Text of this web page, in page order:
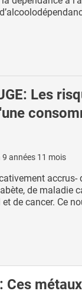
Les
9 années 11 mois
accrus-
de maladie
de cancer. Ce
Ces